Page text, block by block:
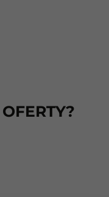
OFERTY?